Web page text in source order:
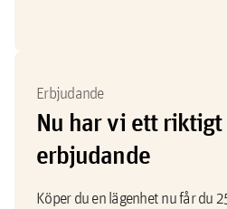
Erbjudande
Nu har vi ett
erbjudande
Köper du en lägenhet nu får du